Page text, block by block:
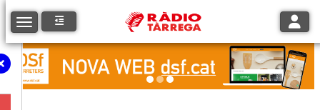
Toggle navigation